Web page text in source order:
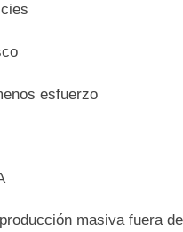
esfuerzo
masiva fuera